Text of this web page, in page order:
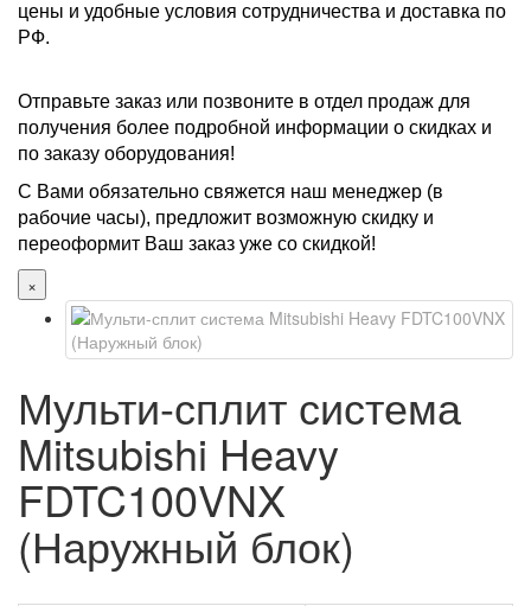
цены и удобные условия сотрудничества и доставка по
РФ.
Отправьте заказ или позвоните в отдел продаж для
получения более подробной информации о скидках и
по заказу оборудования!
С Вами обязательно свяжется наш менеджер (в
рабочие часы), предложит возможную скидку и
переоформит Ваш заказ уже со скидкой!
×
Мульти-сплит система
Mitsubishi Heavy
FDTC100VNX
(Наружный блок)